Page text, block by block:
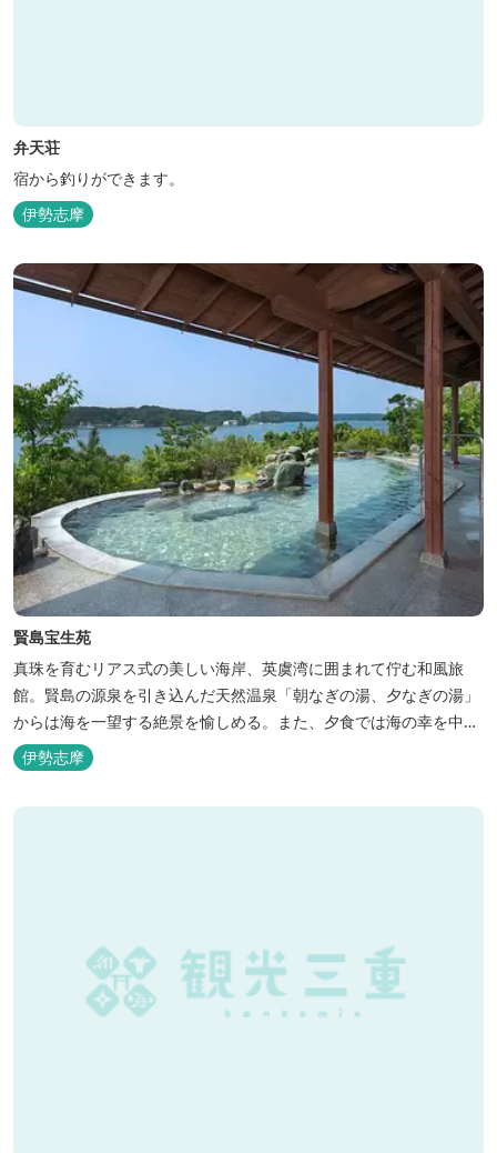
弁天荘
宿から釣りができます。
伊勢志摩
賢島宝生苑
真珠を育むリアス式の美しい海岸、英虞湾に囲まれて佇む和風旅
館。賢島の源泉を引き込んだ天然温泉「朝なぎの湯、夕なぎの湯」
からは海を一望する絶景を愉しめる。また、夕食では海の幸を中心
とした和会席でおもてなしいたします。
伊勢志摩